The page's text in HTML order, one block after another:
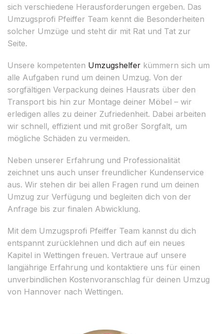
sich verschiedene Herausforderungen ergeben. Das
Umzugsprofi Pfeiffer Team kennt die Besonderheiten
solcher Umzüge und steht dir mit Rat und Tat zur
Seite.
Unsere kompetenten Umzugshelfer kümmern sich um
alle Aufgaben rund um deinen Umzug. Von der
sorgfältigen Verpackung deines Hausrats über den
Transport bis hin zur Montage deiner Möbel – wir
erledigen alles zu deiner Zufriedenheit. Dabei arbeiten
wir schnell, effizient und mit großer Sorgfalt, um
mögliche Schäden zu vermeiden.
Neben unserer Erfahrung und Professionalität
zeichnet uns auch unser freundlicher Kundenservice
aus. Wir stehen dir bei allen Fragen rund um deinen
Umzug zur Verfügung und begleiten dich von der
Anfrage bis zur finalen Abwicklung.
Mit dem Umzugsprofi Pfeiffer Team kannst du dich
entspannt zurücklehnen und dich auf ein neues
Kapitel in Wettingen freuen. Vertraue auf unsere
langjährige Erfahrung und kontaktiere uns für einen
unverbindlichen Kostenvoranschlag für deinen Umzug
von Hannover nach Wettingen.